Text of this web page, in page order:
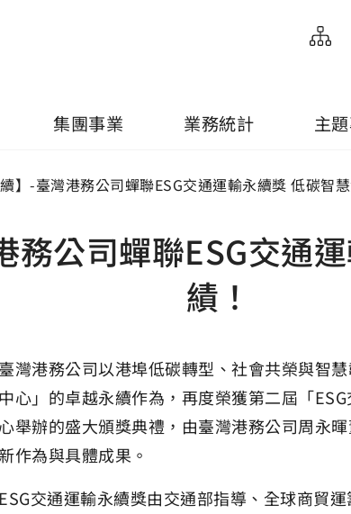
集團事業 業務統計 主
】-臺灣港務公司蟬聯ESG交通運輸永續獎 低碳智慧
公司蟬聯ESG交通
績！
港務公司以港埠低碳轉型、社會共榮與智慧
心」的卓越永續作為，再度榮獲第二屆「
舉辦的盛大頒獎典禮，由臺灣港務公司周永
作為與具體成果。
交通運輸永續獎由交通部指導、全球商貿運